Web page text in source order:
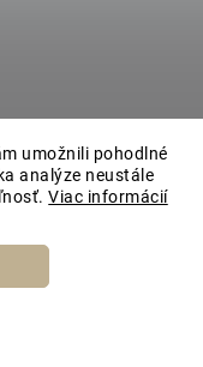
umožnili pohodlné
analýze neustále
Viac informácií